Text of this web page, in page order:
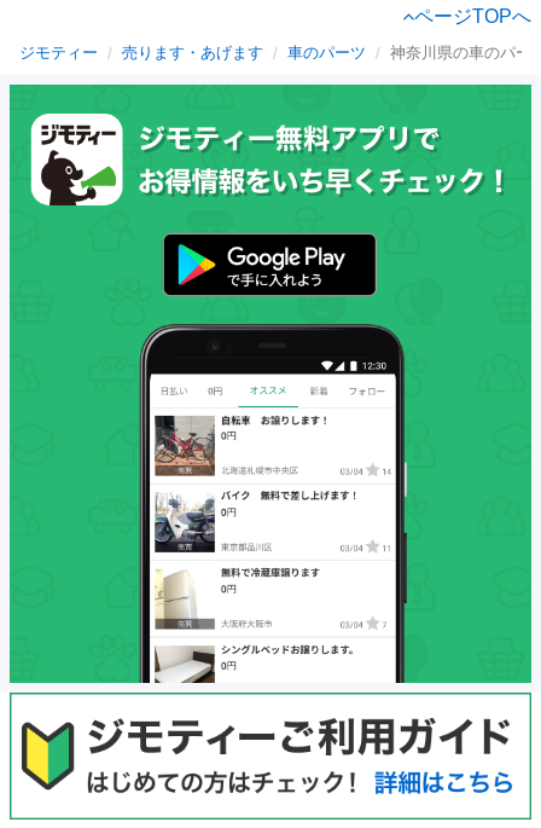
ページTOPへ
ジモティー 売ります・あげます 車のパーツ 神奈川県の車のパー